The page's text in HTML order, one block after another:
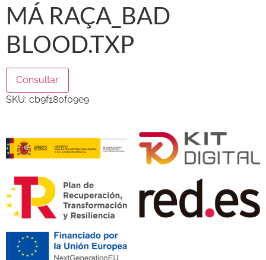
MÁ RAÇA_BAD
BLOOD.TXP
Consultar
SKU: cb9f180f09e9